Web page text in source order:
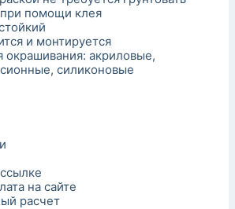
при помощи клея
и монтируется
окрашивания: акриловые,
силиконовые
на сайте
расчет